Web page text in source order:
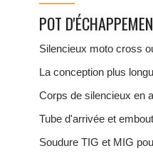
POT
Silencieux moto cross
La conception plus
Corps de silencieux en
Tube d'arrivée et
Soudure TIG et MIG